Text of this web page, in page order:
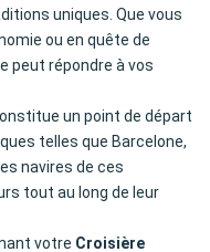
uniques. Que vous
ou en quête de
peut répondre à vos
un point de départ
telles que Barcelone,
navires de ces
tout au long de leur
votre Croisière